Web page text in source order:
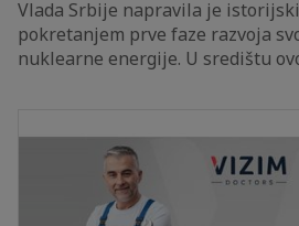
Vlada Srbije napravila je
pokretanjem prve faze razvoja
nuklearne energije. U središtu